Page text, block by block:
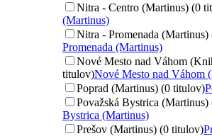
Nitra - Centro (Martinus) (0
(Martinus)
Nitra - Promenada
Promenada (Martinus)
Nové Mesto nad Váhom
titulov)Nové Mesto nad Váhom
Poprad (Martinus) (0 titulov)
Považská Bystrica
Bystrica (Martinus)
Prešov (Martinus) (0 titulov)